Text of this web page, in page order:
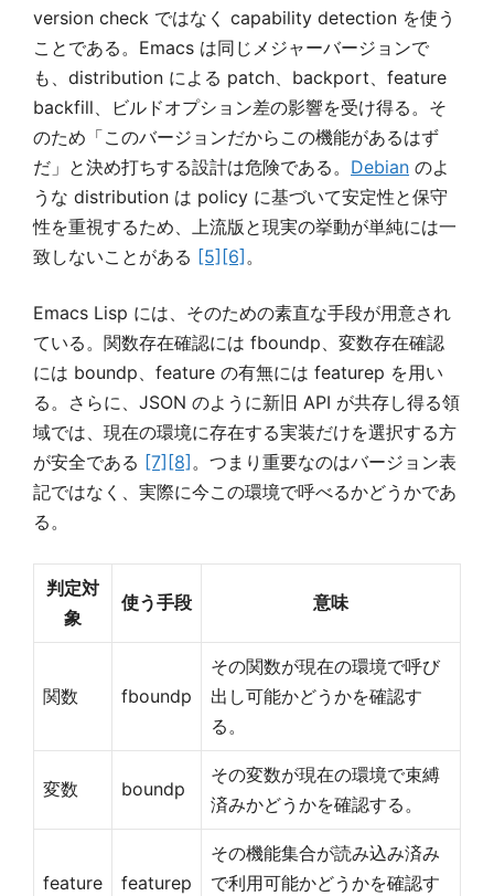
version check ではなく capability detection を使う
ことである。Emacs は同じメジャーバージョンで
も、distribution による patch、backport、feature
backfill、ビルドオプション差の影響を受け得る。そ
のため「このバージョンだからこの機能があるはず
だ」と決め打ちする設計は危険である。 Debian のよ
うな distribution は policy に基づいて安定性と保守
性を重視するため、上流版と現実の挙動が単純には一
致しないことがある [5] [6] 。
Emacs Lisp には、そのための素直な手段が用意され
ている。関数存在確認には fboundp、変数存在確認
には boundp、feature の有無には featurep を用い
る。さらに、JSON のように新旧 API が共存し得る領
域では、現在の環境に存在する実装だけを選択する方
が安全である [7] [8] 。つまり重要なのはバージョン表
記ではなく、実際に今この環境で呼べるかどうかであ
る。
判定対
象
使う手段 意味
関数 fboundp
その関数が現在の環境で呼び
出し可能かどうかを確認す
る。
変数 boundp
その変数が現在の環境で束縛
済みかどうかを確認する。
feature featurep
その機能集合が読み込み済み
で利用可能かどうかを確認す